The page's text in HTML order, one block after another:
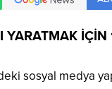
sosyal medya